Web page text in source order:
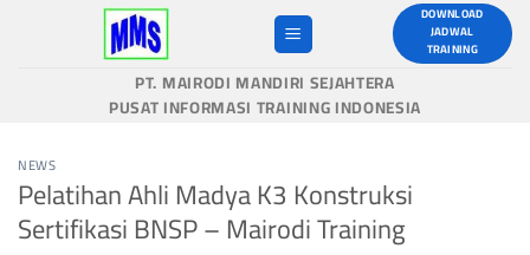
DOWNLOAD
JADWAL
TRAINING
PT. MAIRODI MANDIRI SEJAHTERA
PUSAT INFORMASI TRAINING INDONESIA
NEWS
Pelatihan Ahli Madya K3 Konstruksi
Sertifikasi BNSP – Mairodi Training